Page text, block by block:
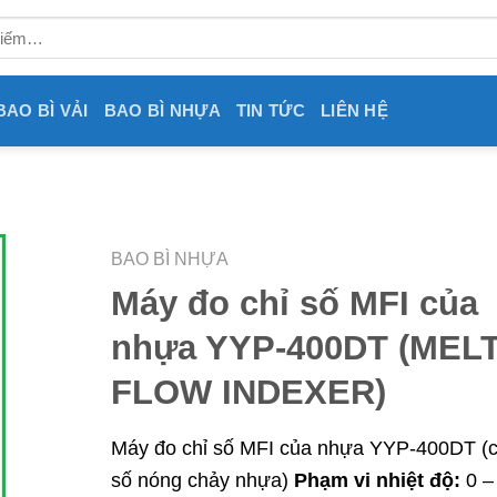
BÌ VẢI BAO BÌ NHỰA TIN TỨC LIÊN HỆ
BAO BÌ NHỰA
Máy đo chỉ số MFI của
nhựa YYP-400DT
FLOW INDEXER)
Máy đo chỉ số MFI của nhựa YYP-400DT
số nóng chảy nhựa) Phạm vi nhiệt độ: 0 –